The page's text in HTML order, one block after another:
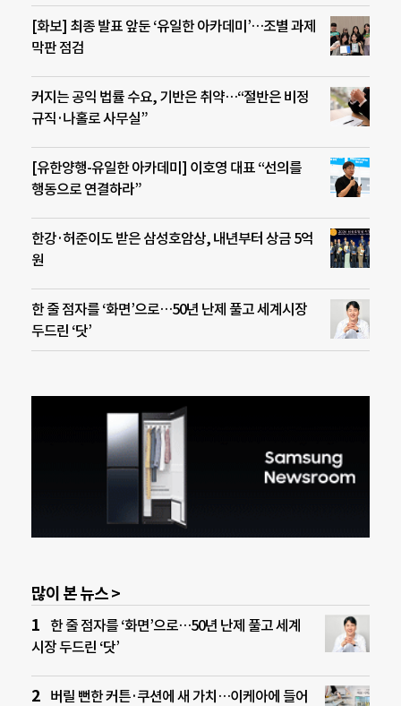
[화보] 최종 발표 앞둔 ‘유일한 아카데미’…조별 과제
막판 점검
커지는 공익 법률 수요, 기반은 취약…“절반은 비정
규직·나홀로 사무실”
[유한양행-유일한 아카데미] 이호영 대표 “선의를
행동으로 연결하라”
한강·허준이도 받은 삼성호암상, 내년부터 상금 5억
원
한 줄 점자를 ‘화면’으로…50년 난제 풀고 세계시장
두드린 ‘닷’
많이 본 뉴스 >
한 줄 점자를 ‘화면’으로…50년 난제 풀고 세계
시장 두드린 ‘닷’
버릴 뻔한 커튼·쿠션에 새 가치…이케아에 들어